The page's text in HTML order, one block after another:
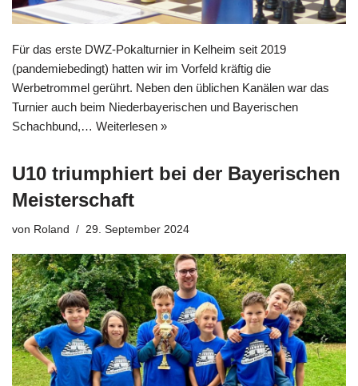
Für das erste DWZ-Pokalturnier in Kelheim seit 2019
(pandemiebedingt) hatten wir im Vorfeld kräftig die
Werbetrommel gerührt. Neben den üblichen Kanälen war das
Turnier auch beim Niederbayerischen und Bayerischen
Schachbund,… Weiterlesen »
U10 triumphiert bei der Bayerischen
Meisterschaft
von Roland 29. September 2024